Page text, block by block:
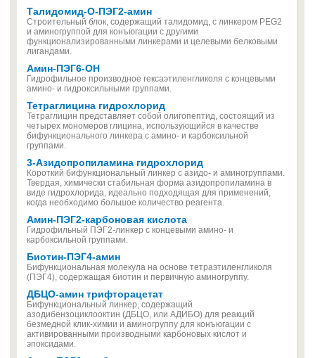
Талидомид-О-ПЭГ2-амин
Строительный блок, содержащий талидомид, с линкером PEG2
и аминогруппой для конъюгации с другими
функционализированными линкерами и целевыми белковыми
лигандами.
Амин-ПЭГ6-ОН
Гидрофильное производное гексаэтиленгликоля с концевыми
амино- и гидроксильными группами.
Тетраглицина гидрохлорид
Тетраглицин представляет собой олигопептид, состоящий из
четырех мономеров глицина, использующийся в качестве
бифункционального линкера c амино- и карбоксильной
группами.
3-Азидопропиламина гидрохлорид
Короткий бифункциональный линкер с азидо- и аминогруппами.
Твердая, химически стабильная форма азидопропиламина в
виде гидрохлорида, идеально подходящая для применений,
когда необходимо большое количество реагента.
Амин-ПЭГ2-карбоновая кислота
Гидрофильный ПЭГ2-линкер с концевыми амино- и
карбоксильной группами.
Биотин-ПЭГ4-амин
Бифункциональная молекула на основе тетраэтиленгликоля
(ПЭГ4), содержащая биотин и первичную аминогруппу.
ДБЦО-амин трифторацетат
Бифункциональный линкер, содержащий
азодибензоциклооктин (ДБЦО, или АДИБО) для реакций
безмедной клик-химии и аминогруппу для конъюгации с
активированными производными карбоновых кислот и
эпоксидами.